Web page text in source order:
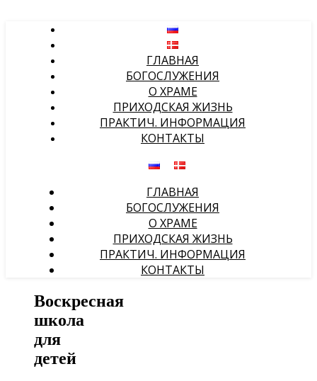
ГЛАВНАЯ
БОГОСЛУЖЕНИЯ
О ХРАМЕ
ПРИХОДСКАЯ ЖИЗНЬ
ПРАКТИЧ. ИНФОРМАЦИЯ
КОНТАКТЫ
ГЛАВНАЯ
БОГОСЛУЖЕНИЯ
О ХРАМЕ
ПРИХОДСКАЯ ЖИЗНЬ
ПРАКТИЧ. ИНФОРМАЦИЯ
КОНТАКТЫ
Воскресная
школа
для
детей